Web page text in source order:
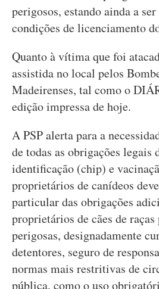
perigosos, estando ainda a
condições de licenciamento
Quanto à vítima que foi
assistida no local pelos
Madeirenses, tal como o
edição impressa de hoje.
A PSP alerta para a
de todas as obrigações legais
identificação (chip) e
proprietários de canídeos
particular das obrigações
proprietários de cães de
perigosas, designadamente
detentores, seguro de
normas mais restritivas de
pública, como o uso